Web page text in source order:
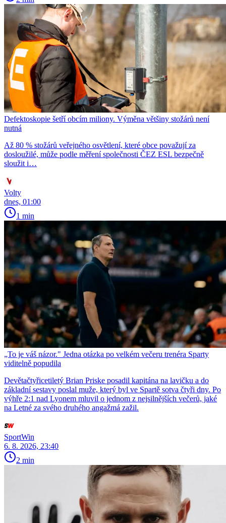
Defektoskopie šetří obcím miliony. Výměna většiny stožárů není
nutná
Až 80 % stožárů veřejného osvětlení, které obce považují za
dosloužilé, může podle měření společnosti ČEZ ESL bezpečně
sloužit i…
Volty
dnes, 01:00
1 min
„To je váš názor." Jedna otázka po velkém večeru trenéra Sparty
viditelně popudila
Devětačtyřicetiletý Brian Priske posadil kapitána na lavičku a do
základní sestavy poslal muže, který byl ve Spartě sotva čtyři dny. Po
výhře 2:1 nad Lyonem mluvil o jednom z nejsilnějších večerů, jaké
na Letné za svého druhého angažmá zažil.
SportWin
6. 8. 2026, 23:40
2 min